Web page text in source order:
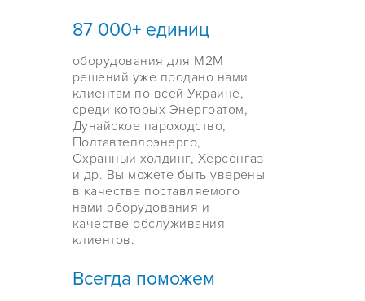
87 000+ единиц
оборудования для M2M
решений уже продано нами
клиентам по всей Украине,
среди которых Энергоатом,
Дунайское пароходство,
Полтавтеплоэнерго,
Охранный холдинг, Херсонгаз
и др. Вы можете быть уверены
в качестве поставляемого
нами оборудования и
качестве обслуживания
клиентов.
Всегда поможем